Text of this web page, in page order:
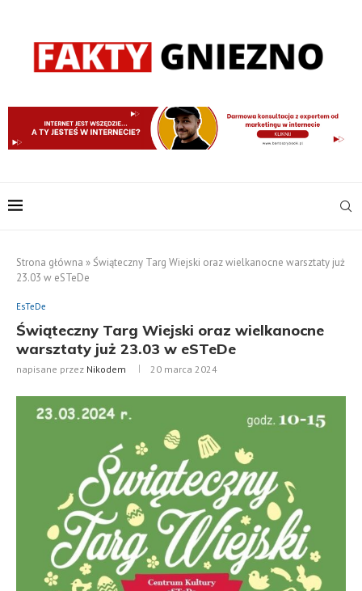
Strona główna »Świąteczny Targ Wiejski oraz wielkanocne warsztaty już
23.03 w eSTeDe
EsTeDe
Świąteczny Targ Wiejski oraz wielkanocne
warsztaty już 23.03 w eSTeDe
napisane przez Nikodem 20 marca 2024